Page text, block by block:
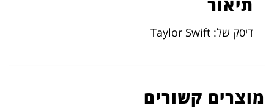
תיאור
דיסק של: Taylor Swift
מוצרים קשורים